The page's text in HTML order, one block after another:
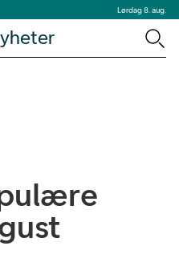
Lørdag 8. aug.